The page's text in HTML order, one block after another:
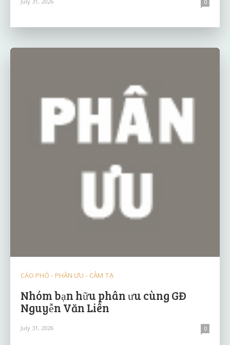
0
CÁO PHÓ - PHÂN ƯU - CẢM TẠ
Nhóm bạn hữu phân ưu cùng GĐ
Nguyễn Văn Liên
July 31, 2026 0